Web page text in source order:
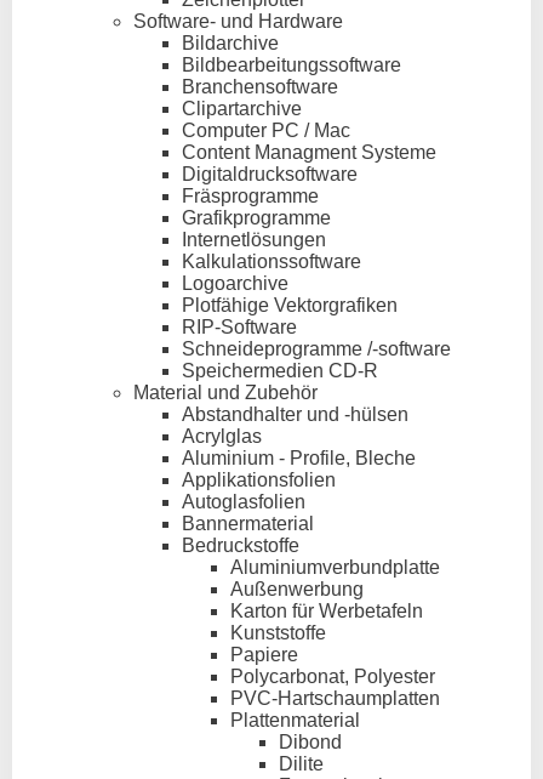
Software- und Hardware
Bildarchive
Bildbearbeitungssoftware
Branchensoftware
Clipartarchive
Computer PC / Mac
Content Managment Systeme
Digitaldrucksoftware
Fräsprogramme
Grafikprogramme
Internetlösungen
Kalkulationssoftware
Logoarchive
Plotfähige Vektorgrafiken
RIP-Software
Schneideprogramme /-software
Speichermedien CD-R
Material und Zubehör
Abstandhalter und -hülsen
Acrylglas
Aluminium - Profile, Bleche
Applikationsfolien
Autoglasfolien
Bannermaterial
Bedruckstoffe
Aluminiumverbundplatte
Außenwerbung
Karton für Werbetafeln
Kunststoffe
Papiere
Polycarbonat, Polyester
PVC-Hartschaumplatten
Plattenmaterial
Dibond
Dilite